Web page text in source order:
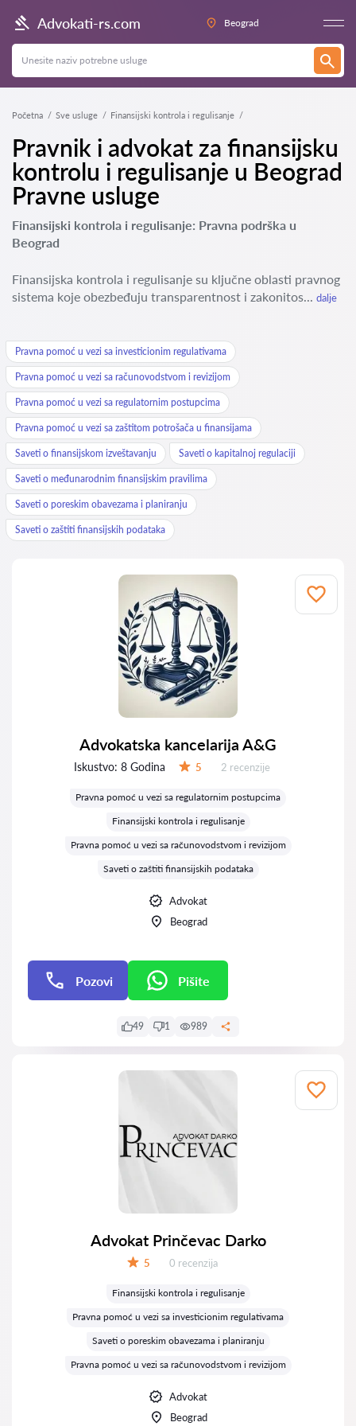
Advokati-rs.com Beograd
Početna Sve usluge Finansijski kontrola i regulisanje
Pravnik i advokat za finansijsku
kontrolu i regulisanje u Beograd
Pravne usluge
Finansijski kontrola i regulisanje: Pravna podrška u
Beograd
Finansijska kontrola i regulisanje su ključne oblasti pravnog
sistema koje obezbeđuju transparentnost i zakonitos... dalje
Pravna pomoć u vezi sa investicionim regulativama
Pravna pomoć u vezi sa računovodstvom i revizijom
Pravna pomoć u vezi sa regulatornim postupcima
Pravna pomoć u vezi sa zaštitom potrošača u finansijama
Saveti o finansijskom izveštavanju Saveti o kapitalnoj regulaciji
Saveti o međunarodnim finansijskim pravilima
Saveti o poreskim obavezama i planiranju
Saveti o zaštiti finansijskih podataka
Advokatska kancelarija A&G
Iskustvo: 8 Godina 5 Recenzija:
2 recenzije
Pravna pomoć u vezi sa regulatornim postupcima
Finansijski kontrola i regulisanje
Pravna pomoć u vezi sa računovodstvom i revizijom
Saveti o zaštiti finansijskih podataka
Advokat
Beograd
Pozovi Pišite
49 1 989
Advokat Prinčevac Darko
5 Recenzija:
0 recenzija
Finansijski kontrola i regulisanje
Pravna pomoć u vezi sa investicionim regulativama
Saveti o poreskim obavezama i planiranju
Pravna pomoć u vezi sa računovodstvom i revizijom
Advokat
Beograd